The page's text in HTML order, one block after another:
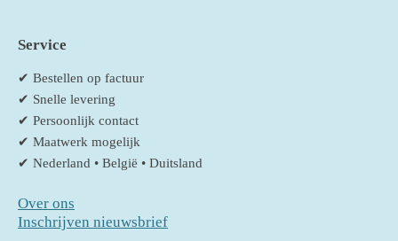
Service
✔ Bestellen op factuur
✔ Snelle levering
✔ Persoonlijk contact
✔ Maatwerk mogelijk
✔ Nederland • België • Duitsland
Over ons
Inschrijven nieuwsbrief